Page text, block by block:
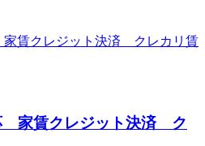
家賃クレジット決済 ク